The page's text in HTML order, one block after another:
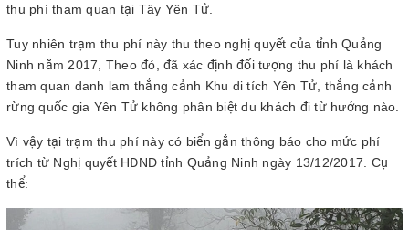
thu phí tham quan tại Tây Yên Tử.
Tuy nhiên trạm thu phí này thu theo nghị quyết của tỉnh Quảng
Ninh năm 2017, Theo đó, đã xác định đối tượng thu phí là khách
tham quan danh lam thắng cảnh Khu di tích Yên Tử, thắng cảnh
rừng quốc gia Yên Tử không phân biệt du khách đi từ hướng nào.
Vì vậy tại trạm thu phí này có biển gắn thông báo cho mức phí
trích từ Nghị quyết HĐND tỉnh Quảng Ninh ngày 13/12/2017. Cụ
thể: